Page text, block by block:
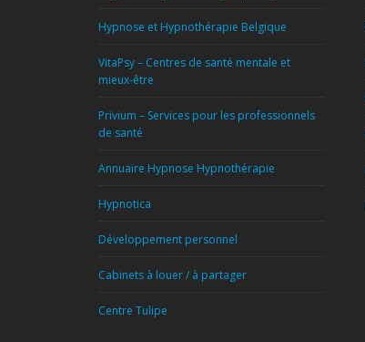
Hypnose et Hypnothérapie Belgique
VitaPsy – Centres de santé mentale et
mieux-être
Privium – Services pour les professionnels
de santé
Annuaire Hypnose Hypnothérapie
Hypnotica
Développement personnel
Cabinets à louer / à partager
Centre Tulipe